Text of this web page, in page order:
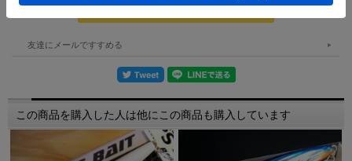
友達にメールですすめる
この商品を購入した人は他にこの商品も購入しています